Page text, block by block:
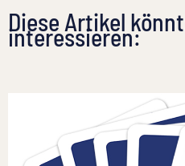
Diese Artikel
interessieren: